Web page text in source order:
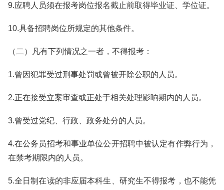
9.应聘人员须在报考岗位报名截止前取得毕业证、学位证。
10.具备招聘岗位所规定的其他条件。
（二）凡有下列情况之一者，不得报考：
1.曾因犯罪受过刑事处罚或曾被开除公职的人员。
2.正在接受立案审查或正处于相关处理影响期内的人员。
3.曾受过党纪、行政、政务处分的人员。
4.在公务员招考和事业单位公开招聘中被认定有作弊行为，
在禁考期限内的人员。
5.全日制在读的非应届本科生、研究生不得报考，也不能凭